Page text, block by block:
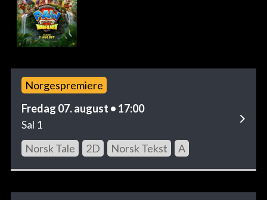
Norgespremiere
Fredag 07. august • 17:00
Sal 1
Norsk Tale
2D Norsk Tekst A